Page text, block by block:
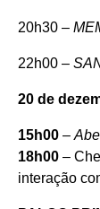
20h30 –
22h00 –
20 de
15h00 –
18h00 –
interação